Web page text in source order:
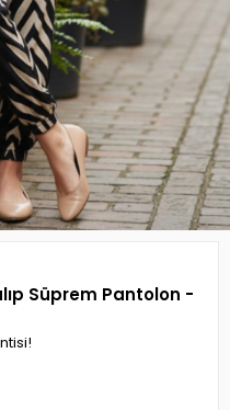
Süprem Pantolon -